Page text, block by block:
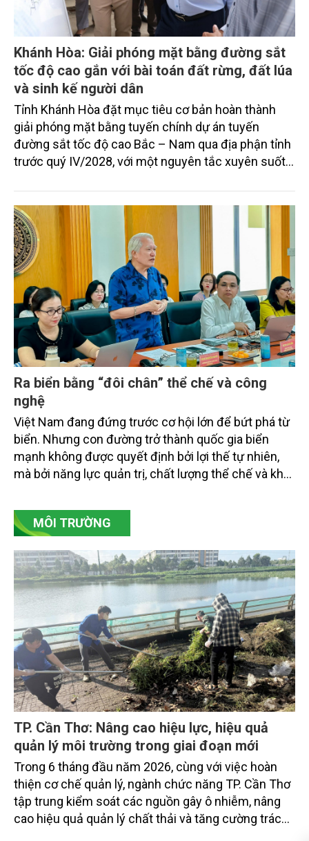
Khánh Hòa: Giải phóng mặt bằng đường sắt
tốc độ cao gắn với bài toán đất rừng, đất lúa
và sinh kế người dân
Tỉnh Khánh Hòa đặt mục tiêu cơ bản hoàn thành
giải phóng mặt bằng tuyến chính dự án tuyến
đường sắt tốc độ cao Bắc – Nam qua địa phận tỉnh
trước quý IV/2028, với một nguyên tắc xuyên suốt:
Ra biển bằng “đôi chân” thể chế và công
nghệ
Việt Nam đang đứng trước cơ hội lớn để bứt phá từ
biển. Nhưng con đường trở thành quốc gia biển
mạnh không được quyết định bởi lợi thế tự nhiên,
mà bởi năng lực quản trị, chất lượng thể chế và khả
nguyên kinh tế biển xanh.
MÔI TRƯỜNG
TP. Cần Thơ: Nâng cao hiệu lực, hiệu quả
quản lý môi trường trong giai đoạn mới
Trong 6 tháng đầu năm 2026, cùng với việc hoàn
thiện cơ chế quản lý, ngành chức năng TP. Cần Thơ
tập trung kiểm soát các nguồn gây ô nhiễm, nâng
cao hiệu quả quản lý chất thải và tăng cường trách